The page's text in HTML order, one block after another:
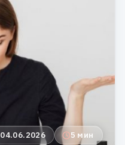
04.06.2026 5 мин